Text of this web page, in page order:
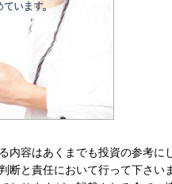
内容はあくまでも投資の参考
断と責任において行って下さ